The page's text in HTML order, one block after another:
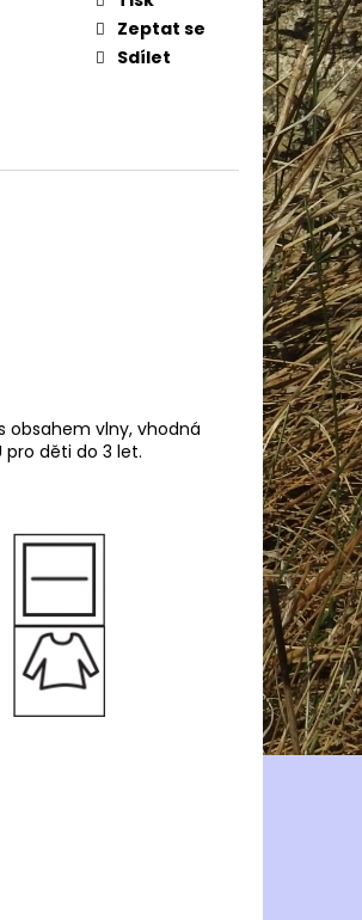
Zeptat se
Sdílet
obsahem vlny, vhodná
pro děti do 3 let.